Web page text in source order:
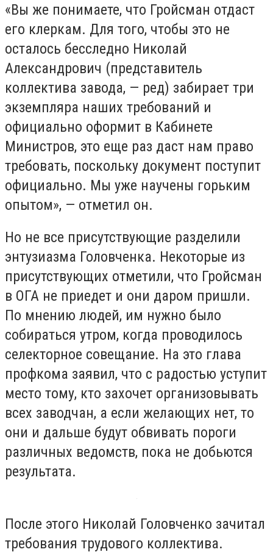
«Вы же понимаете, что Гройсман отдаст
его клеркам. Для того, чтобы это не
осталось бесследно Николай
Александрович (представитель
коллектива завода, — ред) забирает три
экземпляра наших требований и
официально оформит в Кабинете
Министров, это еще раз даст нам право
требовать, поскольку документ поступит
официально. Мы уже научены горьким
опытом», — отметил он.
Но не все присутствующие разделили
энтузиазма Головченка. Некоторые из
присутствующих отметили, что Гройсман
в ОГА не приедет и они даром пришли.
По мнению людей, им нужно было
собираться утром, когда проводилось
селекторное совещание. На это глава
профкома заявил, что с радостью уступит
место тому, кто захочет организовывать
всех заводчан, а если желающих нет, то
они и дальше будут обвивать пороги
различных ведомств, пока не добьются
результата.
После этого Николай Головченко зачитал
требования трудового коллектива.